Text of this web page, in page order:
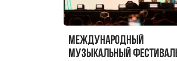
Международный
музыкальный